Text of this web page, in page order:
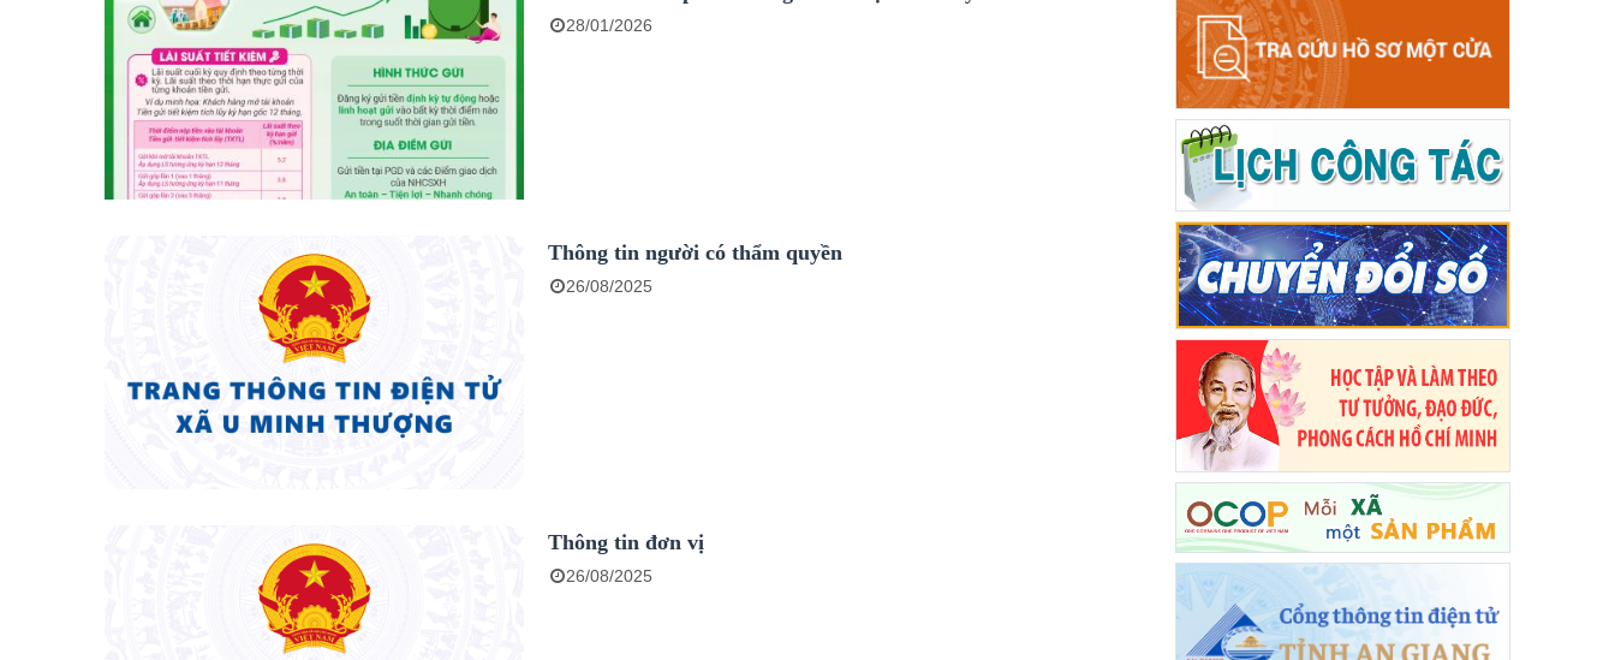
28/01/2026
Thông tin người có thẩm quyền
26/08/2025
Thông tin đơn vị
26/08/2025